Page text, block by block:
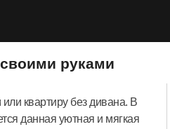
руками
квартиру без дивана. В
данная уютная и мягкая